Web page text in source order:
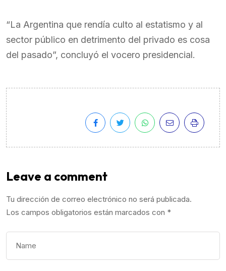
“La Argentina que rendía culto al estatismo y al
sector público en detrimento del privado es cosa
del pasado”, concluyó el vocero presidencial.
Leave a comment
Tu dirección de correo electrónico no será publicada.
Los campos obligatorios están marcados con *